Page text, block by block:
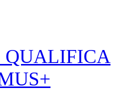
QUALIFICA